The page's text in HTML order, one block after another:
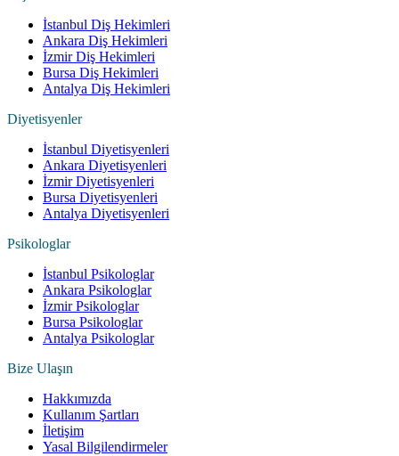
İstanbul Diş Hekimleri
Ankara Diş Hekimleri
İzmir Diş Hekimleri
Bursa Diş Hekimleri
Antalya Diş Hekimleri
Diyetisyenler
İstanbul Diyetisyenleri
Ankara Diyetisyenleri
İzmir Diyetisyenleri
Bursa Diyetisyenleri
Antalya Diyetisyenleri
Psikologlar
İstanbul Psikologlar
Ankara Psikologlar
İzmir Psikologlar
Bursa Psikologlar
Antalya Psikologlar
Bize Ulaşın
Hakkımızda
Kullanım Şartları
İletişim
Yasal Bilgilendirmeler